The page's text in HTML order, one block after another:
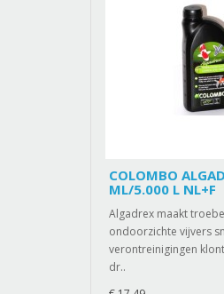
COLOMBO
ML/5.000 L NL+F
Algadrex maakt
ondoorzichte vijvers
verontreinigingen
dr..